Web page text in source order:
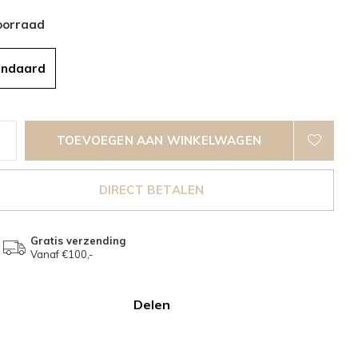
TOEVOEGEN AAN WINKELWAGEN
DIRECT BETALEN
Gratis verzending
Vanaf €100,-
Delen